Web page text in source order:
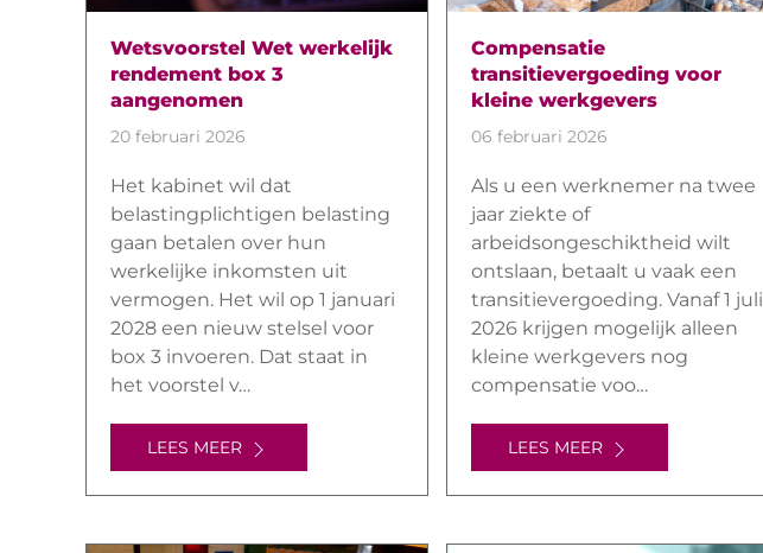
Wetsvoorstel Wet werkelijk
rendement box 3
aangenomen
20 februari 2026
Het kabinet wil dat
belastingplichtigen belasting
gaan betalen over hun
werkelijke inkomsten uit
vermogen. Het wil op 1 januari
2028 een nieuw stelsel voor
box 3 invoeren. Dat staat in
het voorstel v…
LEES MEER
Compensatie
transitievergoeding voor
kleine werkgevers
06 februari 2026
Als u een werknemer na twee
jaar ziekte of
arbeidsongeschiktheid wilt
ontslaan, betaalt u vaak een
transitievergoeding. Vanaf 1 juli
2026 krijgen mogelijk alleen
kleine werkgevers nog
compensatie voo…
LEES MEER